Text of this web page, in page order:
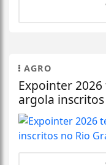
AGRO
Expointer
argola